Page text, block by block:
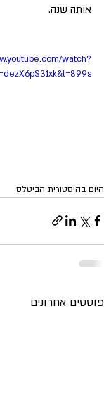
אותה שנה.
watch?
היום בהיסטורית הביטלס
פוסטים אחרונים